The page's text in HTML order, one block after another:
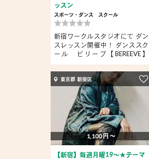
ッスン
スポーツ・ダンス スクール
新宿ワークルスタジオにて ダン
スレッスン開催中！ ダンススク
ール ビリーブ【BEREEVE】
東京都 新宿区
1,100 円 〜
【新宿】毎週月曜19～★テーマ